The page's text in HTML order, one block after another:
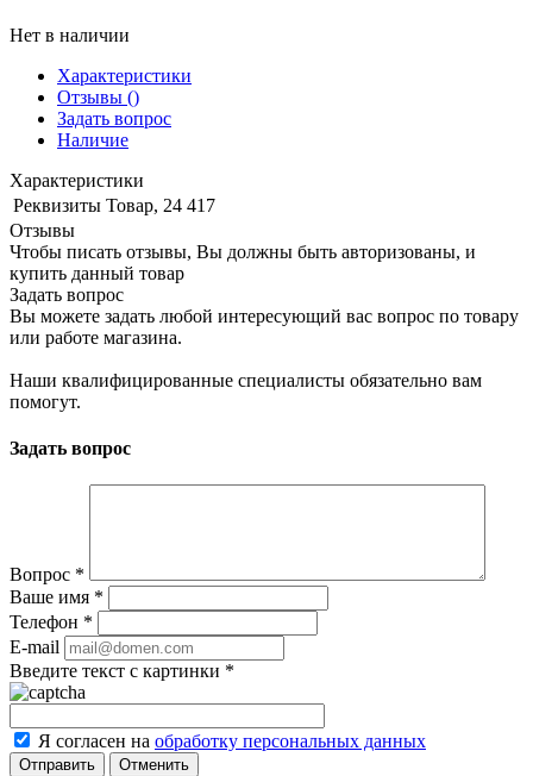
Нет в наличии
Характеристики
Отзывы ()
Задать вопрос
Наличие
Характеристики
Реквизиты Товар, 24 417
Отзывы
Чтобы писать отзывы, Вы должны быть авторизованы, и
купить данный товар
Задать вопрос
Вы можете задать любой интересующий вас вопрос по товару
или работе магазина.
Наши квалифицированные специалисты обязательно вам
помогут.
Задать вопрос
Вопрос *
Ваше имя *
Телефон *
E-mail
Введите текст с картинки *
Я согласен на обработку персональных данных
Отменить